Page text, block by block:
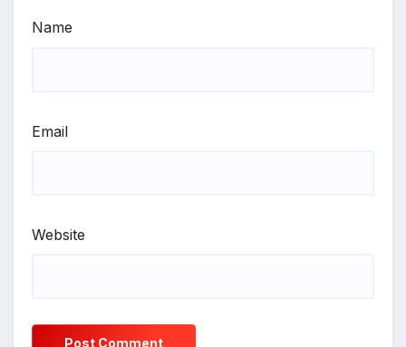
Name
Email
Website